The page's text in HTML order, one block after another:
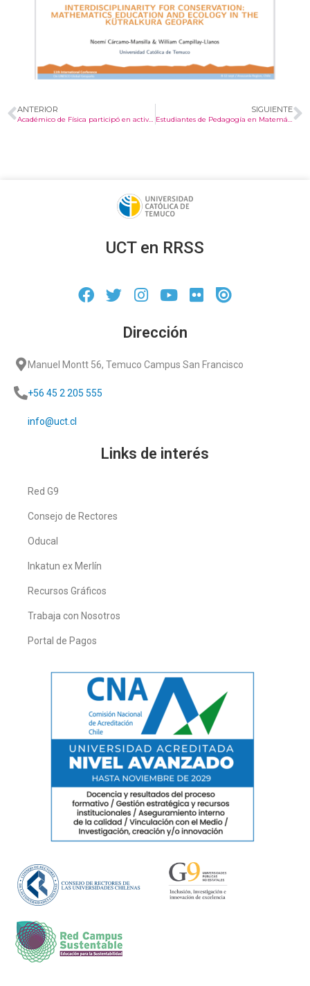
ANTERIOR
Académico de Física participó en actividad del Semillero de Talentos de Ingeniería
SIGUIENTE
UCT en RRSS
Dirección
Manuel Montt 56, Temuco Campus San Francisco
+56 45 2 205 555
info@uct.cl
Links de interés
Red G9
Consejo de Rectores
Oducal
Inkatun ex Merlín
Recursos Gráficos
Trabaja con Nosotros
Portal de Pagos